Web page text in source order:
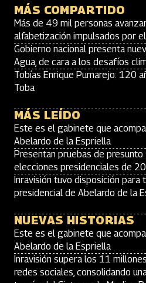
MÁS COMPARTIDO
Más de 49 mil personas
alfabetización impulsados por
Gobierno nacional presenta
Agua, de cara a los desafíos
Tobías Enrique Pumarejo: 120
Toba
MÁS LEÍDO
Este es el gabinete que
Abelardo de la Espriella
Presentan pruebas de
elecciones presidenciales de
Inravisión tuvo disposición para
presidencial de Abelardo de la
NUEVAS HISTORIAS
Este es el gabinete que
Abelardo de la Espriella
Inravisión supera los 11
redes sociales, consolidando